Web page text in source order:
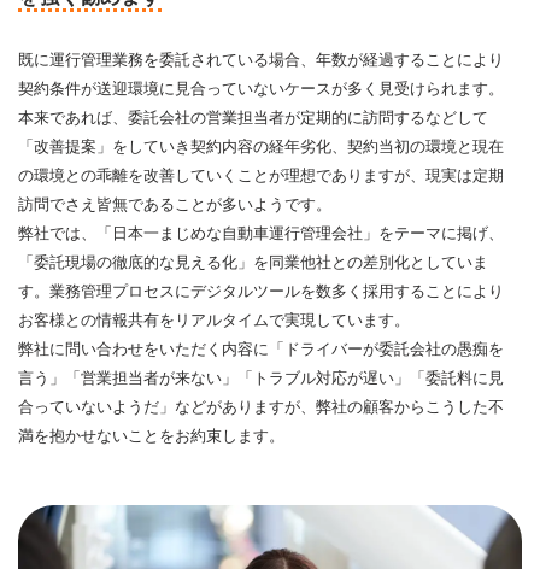
既に運行管理業務を委託されている場合、年数が経過することにより
契約条件が送迎環境に見合っていないケースが多く見受けられます。
本来であれば、委託会社の営業担当者が定期的に訪問するなどして
「改善提案」をしていき契約内容の経年劣化、契約当初の環境と現在
の環境との乖離を改善していくことが理想でありますが、現実は定期
訪問でさえ皆無であることが多いようです。
弊社では、「日本一まじめな自動車運行管理会社」をテーマに掲げ、
「委託現場の徹底的な見える化」を同業他社との差別化としていま
す。業務管理プロセスにデジタルツールを数多く採用することにより
お客様との情報共有をリアルタイムで実現しています。
弊社に問い合わせをいただく内容に「ドライバーが委託会社の愚痴を
言う」「営業担当者が来ない」「トラブル対応が遅い」「委託料に見
合っていないようだ」などがありますが、弊社の顧客からこうした不
満を抱かせないことをお約束します。